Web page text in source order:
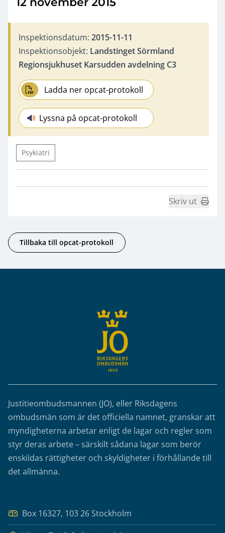
Inspektionsdatum: 2015-11-11
Inspektionsobjekt: Landstinget Sörmland
Regionsjukhuset Karsudden avdelning C3
Ladda ner opcat-protokoll
Lyssna på opcat-protokoll
Psykiatri
Skriv ut
Tillbaka till opcat-protokoll
Justitieombudsmannen (JO), eller Riksdagens
ombudsmän som är det officiella namnet, granskar att
myndigheterna arbetar enligt de lagar och regler som
styr deras arbete – särskilt sådana lagar som berör
enskildas rättigheter och skyldigheter i förhållande till
det allmänna.
Box 16327, 103 26 Stockholm